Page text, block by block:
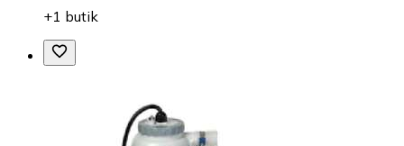
+1 butik